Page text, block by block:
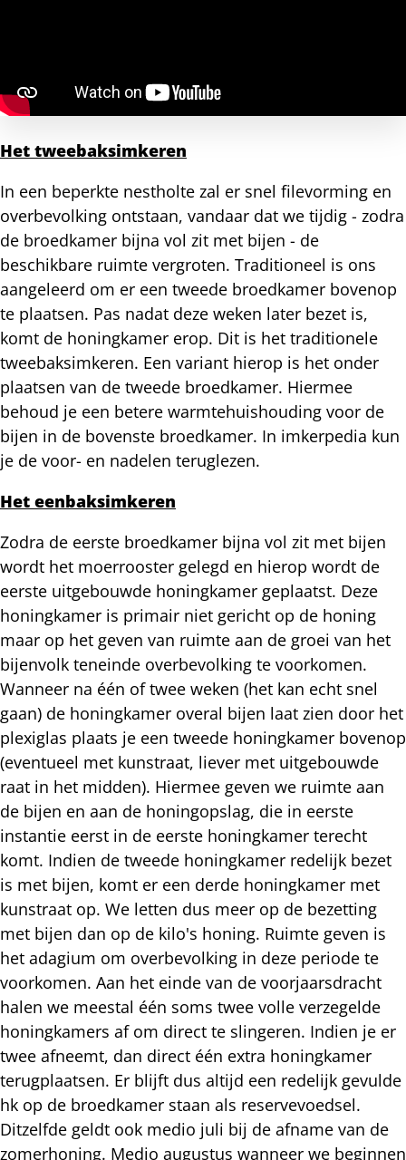
Het tweebaksimkeren
In een beperkte nestholte zal er snel filevorming en
overbevolking ontstaan, vandaar dat we tijdig - zodra
de broedkamer bijna vol zit met bijen - de
beschikbare ruimte vergroten. Traditioneel is ons
aangeleerd om er een tweede broedkamer bovenop
te plaatsen. Pas nadat deze weken later bezet is,
komt de honingkamer erop. Dit is het traditionele
tweebaksimkeren. Een variant hierop is het onder
plaatsen van de tweede broedkamer. Hiermee
behoud je een betere warmtehuishouding voor de
bijen in de bovenste broedkamer. In imkerpedia kun
je de voor- en nadelen teruglezen.
Het eenbaksimkeren
Zodra de eerste broedkamer bijna vol zit met bijen
wordt het moerrooster gelegd en hierop wordt de
eerste uitgebouwde honingkamer geplaatst. Deze
honingkamer is primair niet gericht op de honing
maar op het geven van ruimte aan de groei van het
bijenvolk teneinde overbevolking te voorkomen.
Wanneer na één of twee weken (het kan echt snel
gaan) de honingkamer overal bijen laat zien door het
plexiglas plaats je een tweede honingkamer bovenop
(eventueel met kunstraat, liever met uitgebouwde
raat in het midden). Hiermee geven we ruimte aan
de bijen en aan de honingopslag, die in eerste
instantie eerst in de eerste honingkamer terecht
komt. Indien de tweede honingkamer redelijk bezet
is met bijen, komt er een derde honingkamer met
kunstraat op. We letten dus meer op de bezetting
met bijen dan op de kilo's honing. Ruimte geven is
het adagium om overbevolking in deze periode te
voorkomen. Aan het einde van de voorjaarsdracht
halen we meestal één soms twee volle verzegelde
honingkamers af om direct te slingeren. Indien je er
twee afneemt, dan direct één extra honingkamer
terugplaatsen. Er blijft dus altijd een redelijk gevulde
hk op de broedkamer staan als reservevoedsel.
Ditzelfde geldt ook medio juli bij de afname van de
zomerhoning. Medio augustus wanneer we beginnen